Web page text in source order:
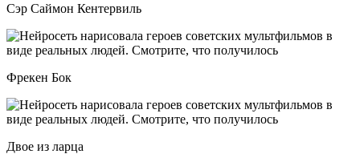
Сэр Саймон Кентервиль
Фрекен Бок
Двое из ларца